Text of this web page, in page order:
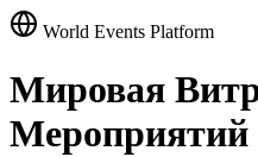
World Events Platform
Мировая
Мероприятий